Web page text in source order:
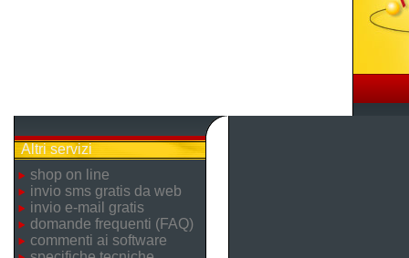
Altri servizi
shop on line
invio sms gratis da web
invio e-mail gratis
domande frequenti (FAQ)
commenti ai software